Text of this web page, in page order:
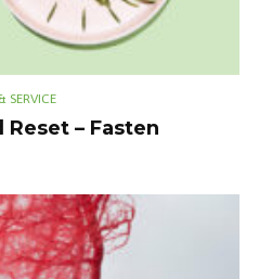
SERVICE
– Fasten